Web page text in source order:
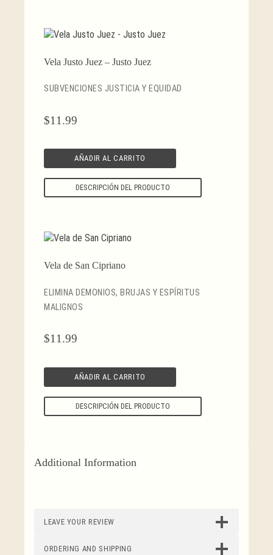
Vela Justo Juez – Justo Juez
SUBVENCIONES JUSTICIA Y EQUIDAD
$11.99
AÑADIR AL CARRITO
DESCRIPCIÓN DEL PRODUCTO
Vela de San Cipriano
ELIMINA DEMONIOS, BRUJAS Y ESPÍRITUS
MALIGNOS
$11.99
AÑADIR AL CARRITO
DESCRIPCIÓN DEL PRODUCTO
Additional Information
LEAVE YOUR REVIEW
ORDERING AND SHIPPING